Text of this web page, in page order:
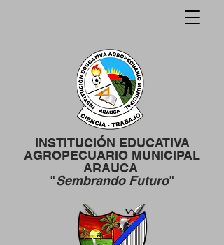
INSTITUCIÓN EDUCATIVA
AGROPECUARIO MUNICIPAL
ARAUCA
"Sembrando Futuro"